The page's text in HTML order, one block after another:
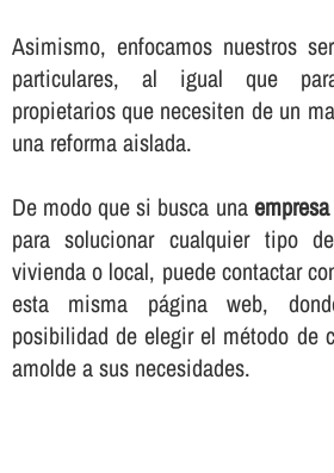
Asimismo, enfocamos nuestros
particulares, al igual que
propietarios que necesiten de un
una reforma aislada.
De modo que si busca una
para solucionar cualquier tipo
vivienda o local, puede contactar
esta misma página web,
posibilidad de elegir el método de
amolde a sus necesidades.